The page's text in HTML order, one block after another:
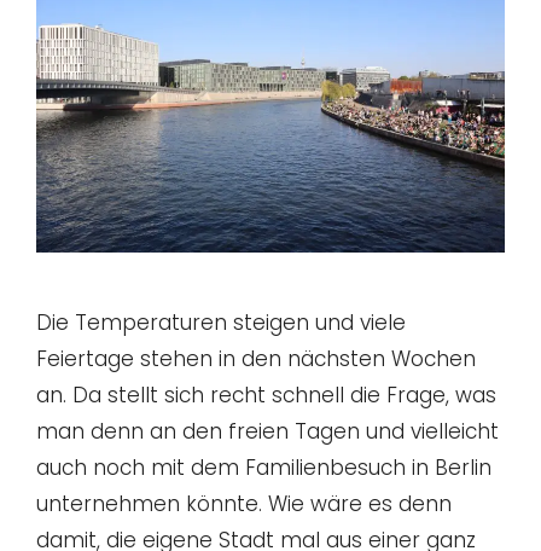
Die Temperaturen steigen und viele
Feiertage stehen in den nächsten Wochen
an. Da stellt sich recht schnell die Frage, was
man denn an den freien Tagen und vielleicht
auch noch mit dem Familienbesuch in Berlin
unternehmen könnte. Wie wäre es denn
damit, die eigene Stadt mal aus einer ganz